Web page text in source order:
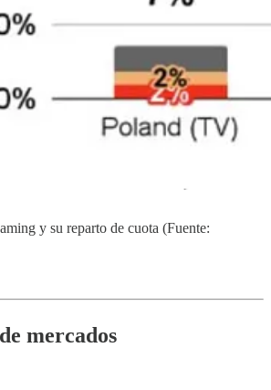
y su reparto de cuota (Fuente:
mercados